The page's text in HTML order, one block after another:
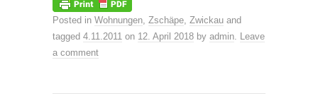
Posted in Wohnungen Zschäpe Zwickau and
tagged 4.11.2011 on 12. April 2018 by admin
Leave
a comment